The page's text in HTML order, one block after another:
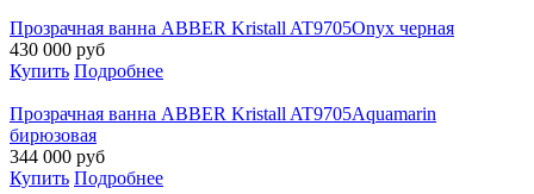
Прозрачная ванна ABBER Kristall AT9705Onyx черная
430 000 руб
Купить Подробнее
Прозрачная ванна ABBER Kristall AT9705Aquamarin
бирюзовая
344 000 руб
Купить Подробнее